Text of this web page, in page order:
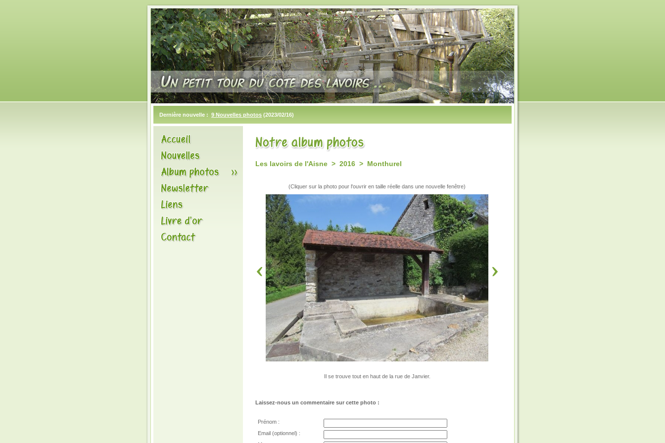
Dernière nouvelle : 9 Nouvelles photos (2023/02/16)
Les lavoirs de l'Aisne > 2016 > Monthurel
(Cliquer sur la photo pour l'ouvrir en taille réelle dans une nouvelle fenêtre)
Il se trouve tout en haut de la rue de Janvier.
Laissez-nous un commentaire sur cette photo :
Prénom :
Email (optionnel) :